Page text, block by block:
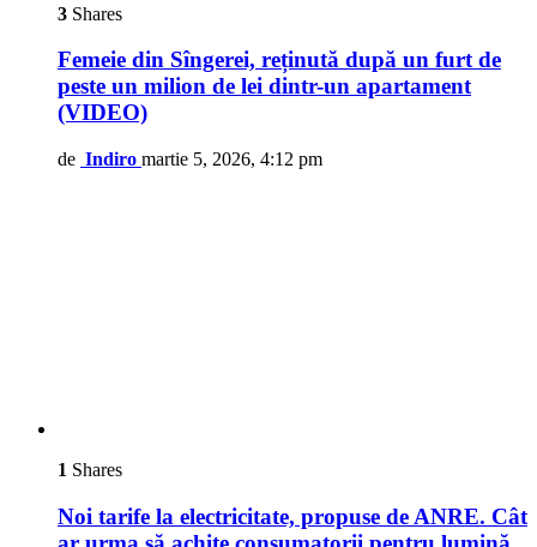
3 Shares
Femeie din Sîngerei, reținută după un furt de
peste un milion de lei dintr-un apartament
(VIDEO)
de Indiro martie 5, 2026, 4:12 pm
1 Shares
Noi tarife la electricitate, propuse de ANRE. Cât